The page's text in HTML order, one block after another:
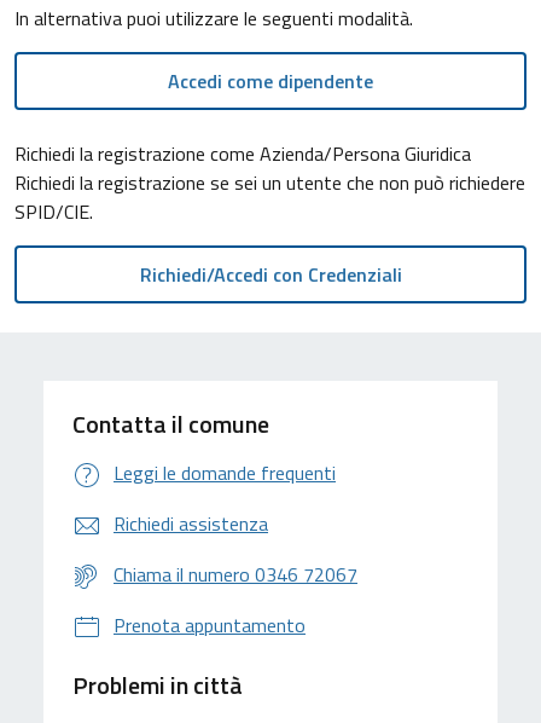
In alternativa puoi utilizzare le seguenti modalità.
Accedi come dipendente
Richiedi la registrazione come Azienda/Persona Giuridica
Richiedi la registrazione se sei un utente che non può richiedere
SPID/CIE.
Contatta il comune
Leggi le domande frequenti
Richiedi assistenza
Chiama il numero 0346 72067
Prenota appuntamento
Problemi in città